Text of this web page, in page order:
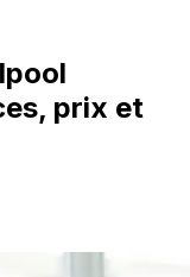
prix et